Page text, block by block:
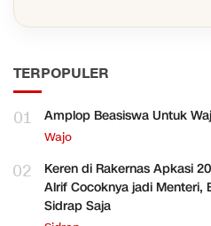
TERPOPULER
01 Amplop Beasiswa Untuk
Wajo
02
Keren di Rakernas Apkasi
Alrif Cocoknya jadi Menteri,
Sidrap Saja